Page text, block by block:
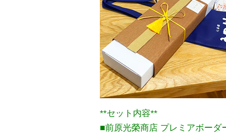
**セット内容**
■前原光榮商店 プレミアボーダ